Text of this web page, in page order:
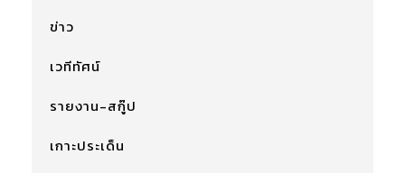
ข่าว
เวทีทัศน์
รายงาน-สกู๊ป
เกาะประเด็น